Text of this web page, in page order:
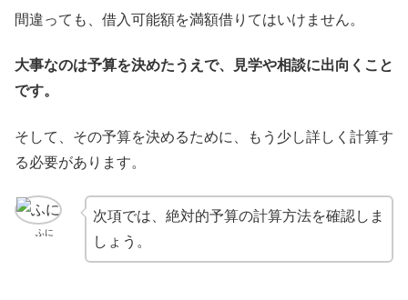
間違っても、借入可能額を満額借りてはいけません。
大事なのは予算を決めたうえで、見学や相談に出向くこと
です。
そして、その予算を決めるために、もう少し詳しく計算す
る必要があります。
ふに
次項では、絶対的予算の計算方法を確認しま
しょう。